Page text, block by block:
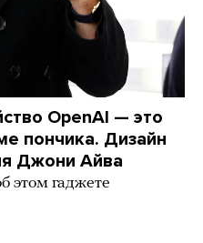
OpenAI — это
пончика. Дизайн
Джони Айва
этом гаджете